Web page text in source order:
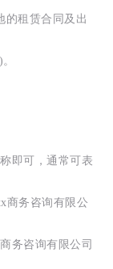
租赁合同及出
即可，通常可表
务咨询有限公
咨询有限公司